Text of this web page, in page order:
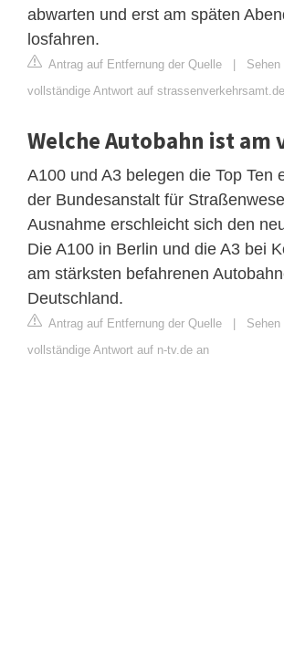
abwarten und erst am späten
losfahren.
Antrag auf Entfernung der Quelle |
vollständige Antwort auf
Welche Autobahn ist am
A100 und A3 belegen die Top Ten
der Bundesanstalt für
Ausnahme erschleicht sich den
Die A100 in Berlin und die A3 bei
am stärksten befahrenen
Deutschland.
Antrag auf Entfernung der Quelle |
vollständige Antwort auf n-tv.de an